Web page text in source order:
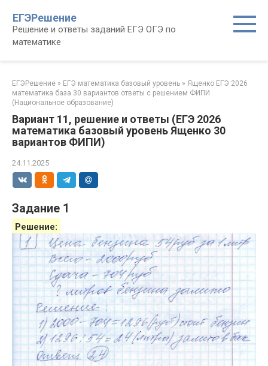
контенту
ЕГЭРешение
Решение и ответы заданий ЕГЭ ОГЭ по
математике
ЕГЭРешение » ЕГЭ математика базовый уровень » Ященко ЕГЭ 2026
математика база 30 вариантов ответы с решением ФИПИ
(Национальное образование)
Вариант 11, решение и ответы (ЕГЭ 2026
математика базовый уровень Ященко 30
вариантов ФИПИ)
24.11.2025
Задание 1
Решение: